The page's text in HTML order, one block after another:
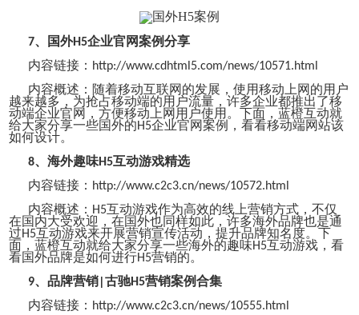
7、 国外H5企业官网案例分享
内容链接： http://www.cdhtml5.com/news/10571.html
内容概述： 随着移动互联网的发展，使用移动上网的用户
越来越多，为抢占移动端的用户流量，许多企业都推出了移
动端企业官网，方便移动上网用户使用。下面，蓝橙互动就
给大家分享一些国外的H5企业官网案例 ，看看移动端网站该
如何设计。
8、海外趣味H5互动游戏精选
内容链接： http://www.c2c3.cn/news/10572.html
内容概述： H5互动游戏作为高效的线上营销方式，不仅
在国内大受欢迎，在国外也同样如此，许多海外品牌也是通
过H5互动游戏来开展营销宣传活动，提升品牌知名度。下
面，蓝橙互动就给大家分享一些海外的趣味H5互动游戏，看
看国外品牌是如何进行H5营销的。
9、品牌营销 |古驰H5营销案例合集
内容链接： http://www.c2c3.cn/news/10555.html